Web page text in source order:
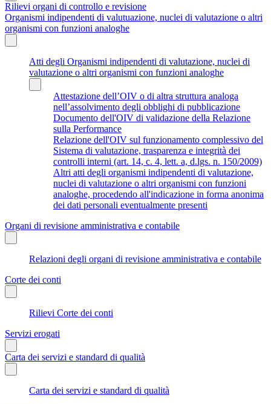
Rilievi organi di controllo e revisione
Organismi indipendenti di valutuazione, nuclei di valutazione o altri
organismi con funzioni analoghe
Atti degli Organismi indipendenti di valutazione, nuclei di
valutazione o altri organismi con funzioni analoghe
Attestazione dell’OIV o di altra struttura analoga
nell’assolvimento degli obblighi di pubblicazione
Documento dell'OIV di validazione della Relazione
sulla Performance
Relazione dell'OIV sul funzionamento complessivo del
Sistema di valutazione, trasparenza e integrità dei
controlli interni (art. 14, c. 4, lett. a, d.lgs. n. 150/2009)
Altri atti degli organismi indipendenti di valutazione,
nuclei di valutazione o altri organismi con funzioni
analoghe, procedendo all'indicazione in forma anonima
dei dati personali eventualmente presenti
Organi di revisione amministrativa e contabile
Relazioni degli organi di revisione amministrativa e contabile
Corte dei conti
Rilievi Corte dei conti
Servizi erogati
Carta dei servizi e standard di qualità
Carta dei servizi e standard di qualità